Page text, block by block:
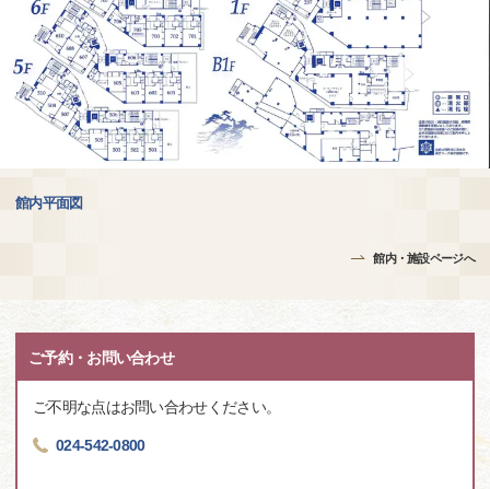
館内平面図
館内・施設ページへ
ご予約・お問い合わせ
ご不明な点はお問い合わせください。
024-542-0800